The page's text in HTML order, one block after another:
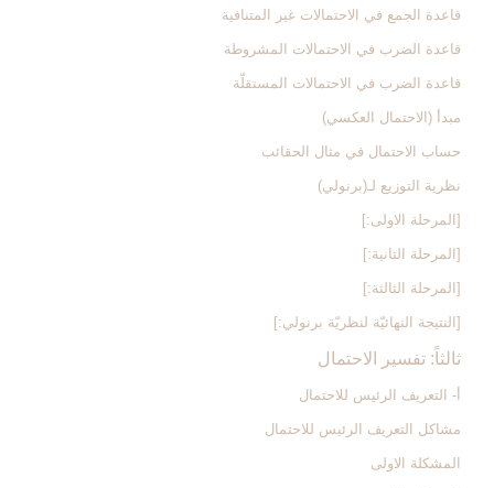
قاعدة الجمع في الاحتمالات غير المتنافية
قاعدة الضرب في الاحتمالات المشروطة
قاعدة الضرب في الاحتمالات المستقلّة
مبدأ (الاحتمال العكسي)
حساب الاحتمال في مثال الحقائب
نظرية التوزيع لـ(برنولي)
[المرحلة الاولى‏:]
[المرحلة الثانية:]
[المرحلة الثالثة:]
[النتيجة النهائيّة لنظريّة برنولي:]
ثالثاً: تفسير الاحتمال‏
أ- التعريف الرئيس للاحتمال‏
مشاكل التعريف الرئيس للاحتمال
المشكلة الاولى